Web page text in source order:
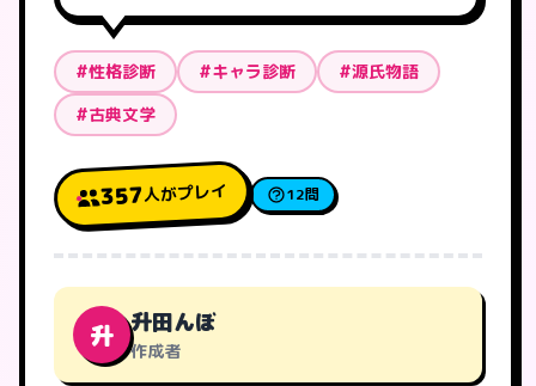
#性格診断 #キャラ診断
#源氏物語
#古典文学
357人がプレイ 12問
升 升田んぼ
作成者